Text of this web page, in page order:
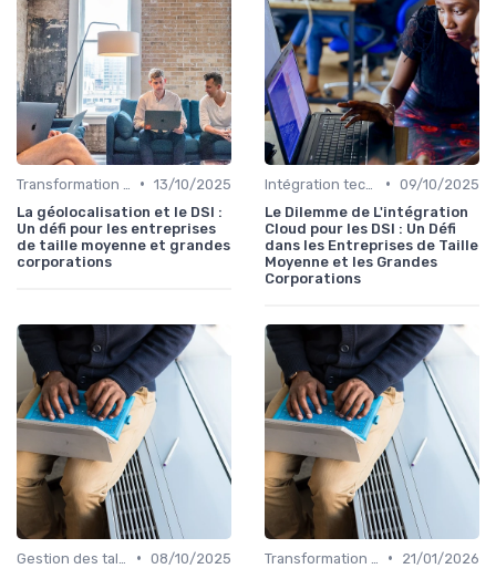
• 13/10/2025
La géolocalisation et le DSI :
Un défi pour les entreprises
de taille moyenne et grandes
corporations
• 09/10/2025
Le Dilemme de L'intégration
Cloud pour les DSI : Un Défi
dans les Entreprises de Taille
Moyenne et les Grandes
Corporations
• 08/10/2025
•
21/01/2026